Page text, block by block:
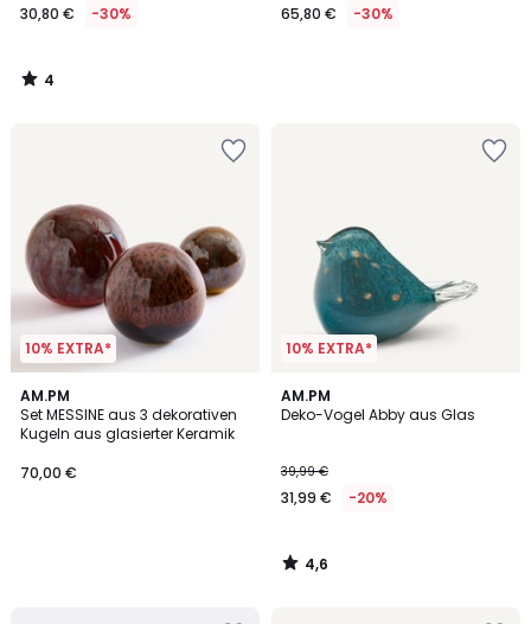
30,80 € -30%
4
/
65,80 € -30%
10% EXTRA*
AM.PM
Set MESSINE aus 3 dekorativen
Kugeln aus glasierter Keramik
70,00 €
10% EXTRA*
AM.PM
Deko-Vogel Abby aus Glas
39,99 €
31,99 € -20%
4,6
/ 5
4,6
/